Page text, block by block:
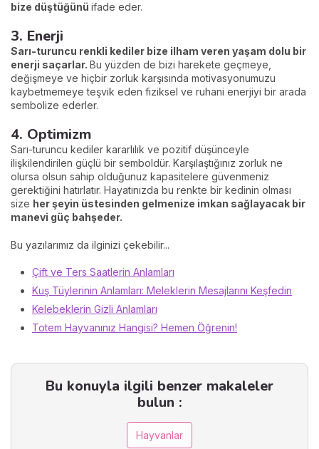
bize düştüğünü ifade eder.
3. Enerji
Sarı-turuncu renkli kediler bize ilham veren yaşam dolu bir
enerji saçarlar. Bu yüzden de bizi harekete geçmeye,
değişmeye ve hiçbir zorluk karşısında motivasyonumuzu
kaybetmemeye teşvik eden fiziksel ve ruhani enerjiyi bir arada
sembolize ederler.
4. Optimizm
Sarı-turuncu kediler kararlılık ve pozitif düşünceyle
ilişkilendirilen güçlü bir semboldür. Karşılaştığınız zorluk ne
olursa olsun sahip olduğunuz kapasitelere güvenmeniz
gerektiğini hatırlatır. Hayatınızda bu renkte bir kedinin olması
size her şeyin üstesinden gelmenize imkan sağlayacak bir
manevi güç bahşeder.
Bu yazılarımız da ilginizi çekebilir...
Çift ve Ters Saatlerin Anlamları
Kuş Tüylerinin Anlamları: Meleklerin Mesajlarını Keşfedin
Kelebeklerin Gizli Anlamları
Totem Hayvanınız Hangisi? Hemen Öğrenin!
Bu konuyla ilgili benzer makaleler
bulun :
Hayvanlar